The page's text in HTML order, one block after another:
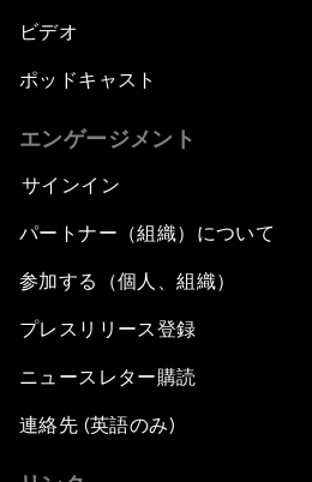
ビデオ
ポッドキャスト
エンゲージメント
サインイン
パートナー（組織）について
参加する（個人、組織）
プレスリリース登録
ニュースレター購読
連絡先 (英語のみ)